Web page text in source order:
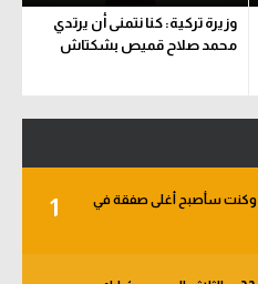
وزيرة تركية: كنا نتمنى أن يرتدي
محمد صلاح قميص بشكتاش
1
وكنت سأصبح أغلى صفقة في